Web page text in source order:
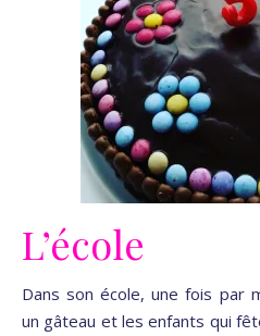
L’école
Dans son école, une fois par
un gâteau et les enfants qui